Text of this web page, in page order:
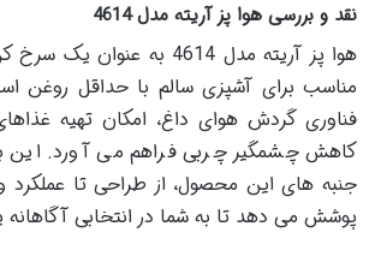
نقد و بررسی هوا پز آریته مدل 4614
هوا پز آریته مدل 4614 به
مناسب برای آشپزی سالم با حداقل روغن
فناوری گردش هوای داغ، امکان تهیه
کاهش چشمگیر چربی فراهم می آورد. این
جنبه های این محصول، از طراحی تا عملکرد و
پوشش می دهد تا به شما در انتخابی آگاهانه